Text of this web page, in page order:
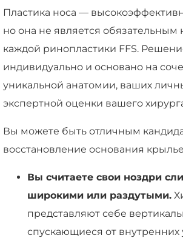
Пластика носа —
но она не является обязательным
каждой ринопластики FFS.
индивидуально и основано на
уникальной анатомии, ваших
экспертной оценки вашего
Вы можете быть отличным
восстановление основания
Вы считаете свои ноздри
широкими или раздутыми.
представляют себе
спускающиеся от внутренних